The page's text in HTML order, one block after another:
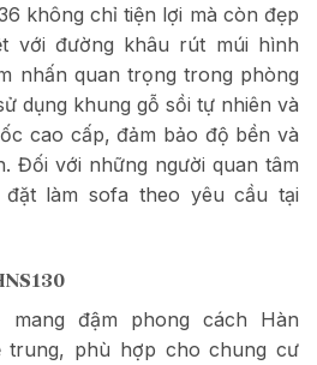
không chỉ tiện lợi mà còn đẹp
với đường khâu rút múi hình
nhấn quan trọng trong phòng
dụng khung gỗ sồi tự nhiên và
cao cấp, đảm bảo độ bền và
Đối với những người quan tâm
làm sofa theo yêu cầu tại
mang đậm phong cách Hàn
trung, phù hợp cho chung cư